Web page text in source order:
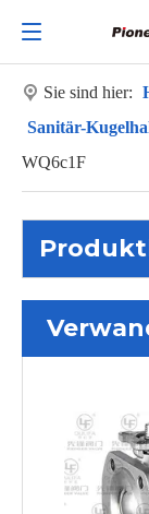
Sie sind hier:
Sanitär-
WQ6c1F